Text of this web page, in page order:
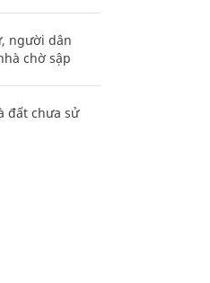
người dân
chờ sập
đất chưa sử